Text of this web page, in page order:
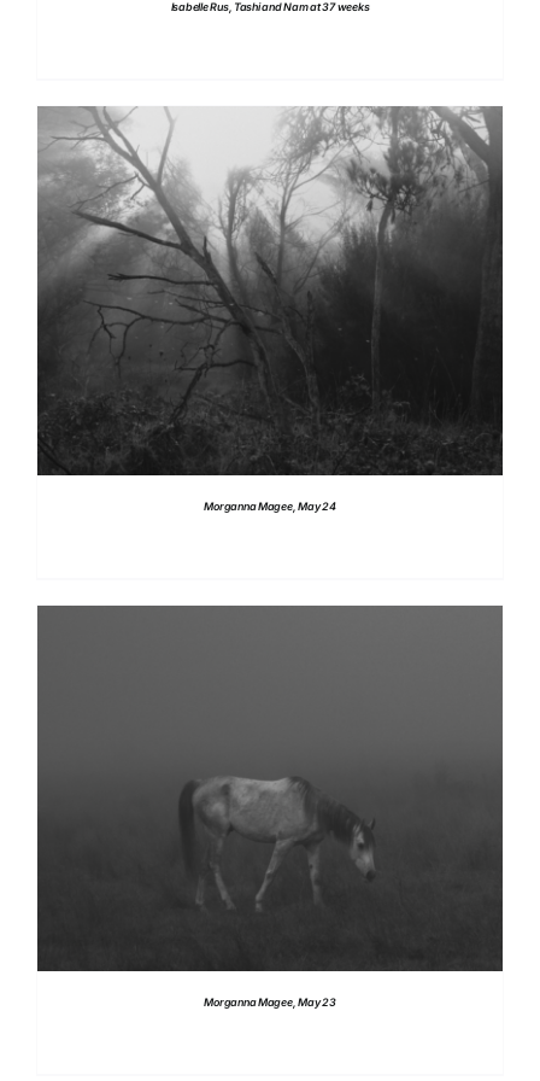
Isabelle Rus, Tashi and Nam at 37 weeks
DETTAGLI
Morganna Magee, May 24
DETTAGLI
Morganna Magee, May 23